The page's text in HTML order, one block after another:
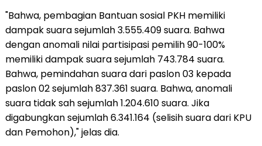
"Bahwa, pembagian Bantuan sosial PKH memiliki
dampak suara sejumlah 3.555.409 suara. Bahwa
dengan anomali nilai partisipasi pemilih 90-100%
memiliki dampak suara sejumlah 743.784 suara.
Bahwa, pemindahan suara dari paslon 03 kepada
paslon 02 sejumlah 837.361 suara. Bahwa, anomali
suara tidak sah sejumlah 1.204.610 suara. Jika
digabungkan sejumlah 6.341.164 (selisih suara dari KPU
dan Pemohon)," jelas dia.